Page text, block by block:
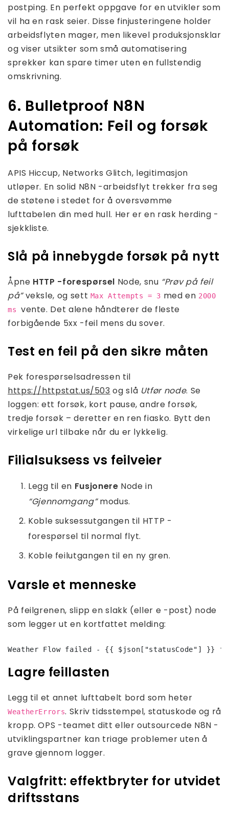
postping. En perfekt oppgave for en utvikler som
vil ha en rask seier. Disse finjusteringene holder
arbeidsflyten mager, men likevel produksjonsklar
og viser utsikter som små automatisering
sprekker kan spare timer uten en fullstendig
omskrivning.
6. Bulletproof N8N
Automation: Feil og forsøk
på forsøk
APIS Hiccup, Networks Glitch, legitimasjon
utløper. En solid N8N -arbeidsflyt trekker fra seg
de støtene i stedet for å oversvømme
lufttabelen din med hull. Her er en rask herding -
sjekkliste.
Slå på innebygde forsøk på nytt
Åpne HTTP -forespørsel Node, snu “Prøv på feil
på”veksle, og sett Max Attempts = 3 med en 2000
ms vente. Det alene håndterer de fleste
forbigående 5xx -feil mens du sover.
Test en feil på den sikre måten
Pek forespørselsadressen til
https://httpstat.us/503 og slå Utfør node. Se
loggen: ett forsøk, kort pause, andre forsøk,
tredje forsøk – deretter en ren fiasko. Bytt den
virkelige url tilbake når du er lykkelig.
Filialsuksess vs feilveier
Legg til en Fusjonere Node in
“Gjennomgang”modus.
Koble suksessutgangen til HTTP -
forespørsel til normal flyt.
Koble feilutgangen til en ny gren.
Varsle et menneske
På feilgrenen, slipp en slakk (eller e -post) node
som legger ut en kortfattet melding:
Weather Flow failed - {{ $json["statusCode"] }}
Lagre feillasten
Legg til et annet lufttabelt bord som heter
WeatherErrors. Skriv tidsstempel, statuskode og rå
kropp. OPS -teamet ditt eller outsourcede N8N -
utviklingspartner kan triage problemer uten å
grave gjennom logger.
Valgfritt: effektbryter for utvidet
driftsstans